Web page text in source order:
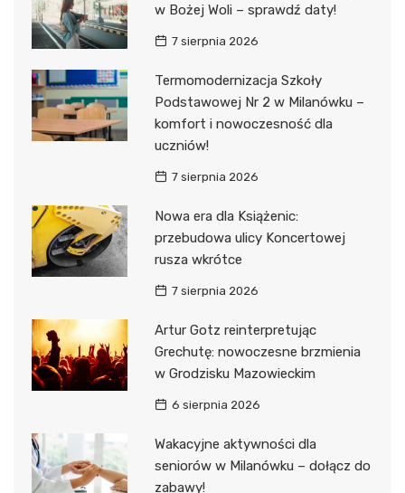
w Bożej Woli – sprawdź daty!
7 sierpnia 2026
Termomodernizacja Szkoły
Podstawowej Nr 2 w Milanówku –
komfort i nowoczesność dla
uczniów!
7 sierpnia 2026
Nowa era dla Książenic:
przebudowa ulicy Koncertowej
rusza wkrótce
7 sierpnia 2026
Artur Gotz reinterpretując
Grechutę: nowoczesne brzmienia
w Grodzisku Mazowieckim
6 sierpnia 2026
Wakacyjne aktywności dla
seniorów w Milanówku – dołącz do
zabawy!